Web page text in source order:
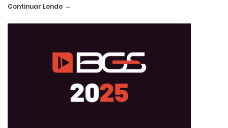
Continuar Lendo →